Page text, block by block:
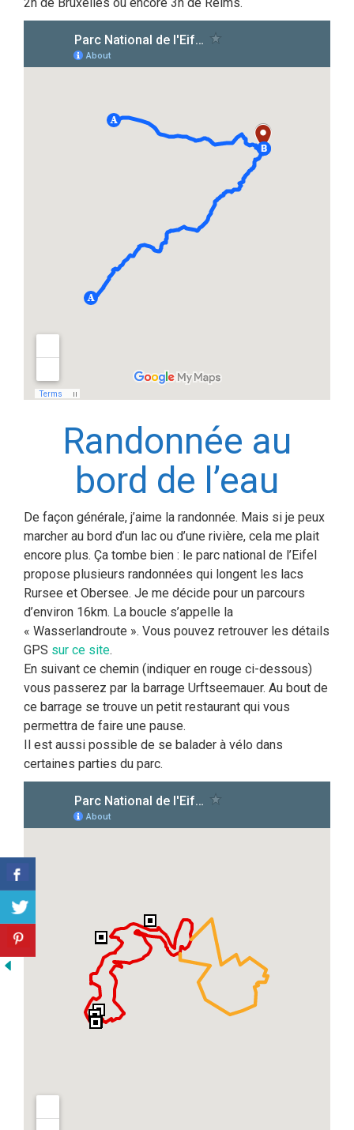
Randonnée au
bord de l’eau
De façon générale, j’aime la randonnée. Mais si je peux
marcher au bord d’un lac ou d’une rivière, cela me plait
encore plus. Ça tombe bien : le parc national de l’Eifel
propose plusieurs randonnées qui longent les lacs
Rursee et Obersee. Je me décide pour un parcours
d’environ 16km. La boucle s’appelle la
« Wasserlandroute ». Vous pouvez retrouver les détails
GPS sur ce site.
En suivant ce chemin (indiquer en rouge ci-dessous)
vous passerez par la barrage Urftseemauer. Au bout de
ce barrage se trouve un petit restaurant qui vous
permettra de faire une pause.
Il est aussi possible de se balader à vélo dans
certaines parties du parc.